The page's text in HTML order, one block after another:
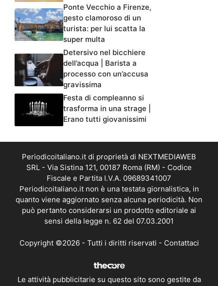
Ponte Vecchio a Firenze,
gesto clamoroso di un
turista: per lui scatta la
super multa
Detersivo nel bicchiere
dell’acqua | Barista a
processo con un’accusa
gravissima
Festa di compleanno si
trasforma in una strage |
Erano tutti giovanissimi
Periodicoitaliano.it di proprietà di NEXTMEDIAWEB
SRL - Via Sistina 121, 00187 Roma (RM) - Codice
Fiscale e Partita I.V.A. 09689341007
Periodicoitaliano.it non è una testata giornalistica, in
quanto viene aggiornato senza alcuna periodicità. Non
può pertanto considerarsi un prodotto editoriale ai
sensi della legge n. 62 del 07.03.2001
Copyright ©2026 - Tutti i diritti riservati - Contattaci
Le attività pubblicitarie su questo sito sono gestite da